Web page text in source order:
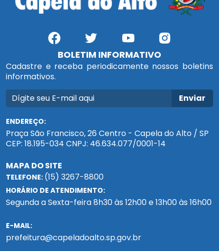
BOLETIM INFORMATIVO
Cadastre e receba periodicamente nossos boletins
informativos.
Enviar
ENDEREÇO:
Praça São Francisco, 26 Centro - Capela do Alto / SP
CEP: 18.195-034 CNPJ: 46.634.077/0001-14
MAPA DO SITE
TELEFONE: (15) 3267-8800
HORÁRIO DE ATENDIMENTO:
Segunda a Sexta-feira 8h30 às 12h00 e 13h00 às 16h00
E-MAIL:
prefeitura@capeladoalto.sp.gov.br